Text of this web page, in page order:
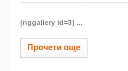
[nggallery id=3] ...
Прочети още